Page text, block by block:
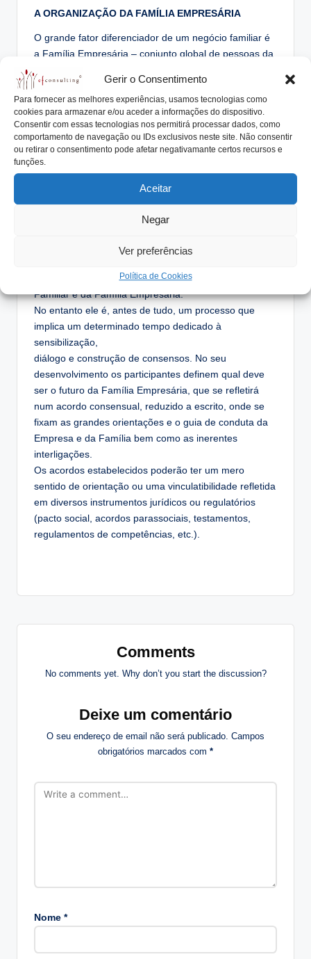
Gerir o Consentimento
Para fornecer as melhores experiências, usamos tecnologias como
cookies para armazenar e/ou aceder a informações do dispositivo.
Consentir com essas tecnologias nos permitirá processar dados, como
comportamento de navegação ou IDs exclusivos neste site. Não consentir
ou retirar o consentimento pode afetar negativamante certos recursos e
funções.
Aceitar
Negar
Ver preferências
Política de Cookies
A ORGANIZAÇÃO DA FAMÍLIA EMPRESÁRIA
O grande fator diferenciador de um negócio familiar é
a Família Empresária – conjunto global de pessoas da
pela via do Capital e da sua Gestão.
Neste contexto a Família surge como um importante
stakeholder que, não tendo representatividade formal
perante a organização, obviamente exercerá a sua
capacidade influenciadora. Para que estas ingerências
sejam positivas e a favor da Empresa, é importante
que a Família encontre uma via de se organizar para
O PROTOCOLO FAMILIAR
No contexto das Empresas Familiares surge,
documento, a constituição ou a bíblia da Empresa
Familiar e da Família Empresária.
No entanto ele é, antes de tudo, um processo que
implica um determinado tempo dedicado à
sensibilização,
diálogo e construção de consensos. No seu
desenvolvimento os participantes definem qual deve
ser o futuro da Família Empresária, que se refletirá
num acordo consensual, reduzido a escrito, onde se
fixam as grandes orientações e o guia de conduta da
Empresa e da Família bem como as inerentes
interligações.
Os acordos estabelecidos poderão ter um mero
sentido de orientação ou uma vinculatibilidade refletida
em diversos instrumentos jurídicos ou regulatórios
(pacto social, acordos parassociais, testamentos,
regulamentos de competências, etc.).
Comments
No comments yet. Why don’t you start the discussion?
Deixe um comentário
O seu endereço de email não será publicado. Campos
obrigatórios marcados com *
Nome *